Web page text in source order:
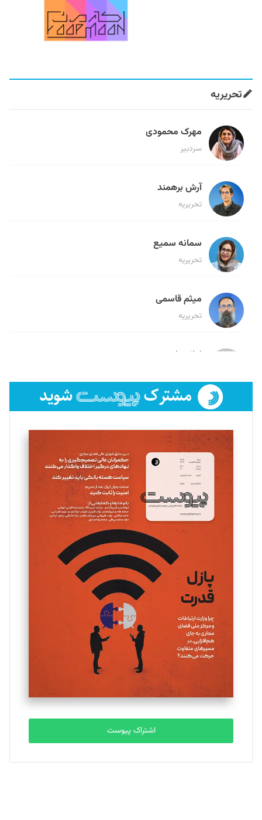
تحریریه
مهرک محمودی
سردبیر
آرش برهمند
تحریریه
سمانه سمیع
تحریریه
میثم قاسمی
تحریریه
لیلا حنارود
فائزه فتحی رستمی
تحریریه
سروش کرمیان
تحریریه
مینا پاکدل
یسنا امان‌پور
تحریریه
ملینا جعفری
تحریریه
مصطفی مسجدی آرانی
تحریریه
بابک نقاش
تحریریه
اشتراک پیوست